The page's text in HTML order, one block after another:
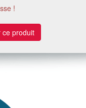
!
ce produit